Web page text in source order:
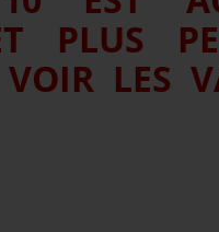
PLUS
LES